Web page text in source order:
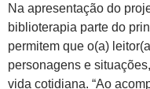
Na apresentação do
biblioterapia parte do
permitem que o(a)
personagens e
vida cotidiana. “Ao